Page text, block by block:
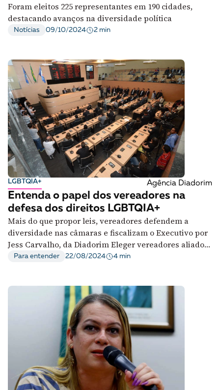
Foram eleitos 225 representantes em 190 cidades,
destacando avanços na diversidade política
Notícias 09/10/2024 2 min
LGBTQIA+ Agência Diadorim
Entenda o papel dos vereadores na
defesa dos direitos LGBTQIA+
Mais do que propor leis, vereadores defendem a
diversidade nas câmaras e fiscalizam o Executivo por
Jess Carvalho, da Diadorim Eleger vereadores aliados
da população LGBTQIA+ é essencial para garantir que
local. Esses parlamentares, que serão escolhidos
nas próximas eleições, atuam na construção […]
Para entender 22/08/2024 4 min